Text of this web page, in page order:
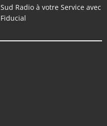
Sud Radio à votre Service avec
Fiducial